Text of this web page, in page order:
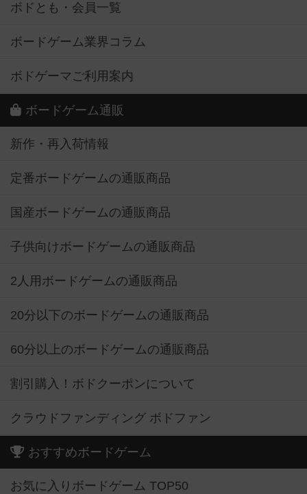
ボドとも・会員一覧
ボードゲーム業界コラム
ボドゲーマご利用案内
ボードゲーム通販
新作・再入荷情報
定番ボードゲームの通販商品
国産ボードゲームの通販商品
子供向けボードゲームの通販商品
2人用ボードゲームの通販商品
20分以下のボードゲームの通販商品
60分以上のボードゲームの通販商品
割引購入！ボドクーポンについて
クラウドファンディング ボドファン
おすすめボードゲーム
お気に入りボードゲーム TOP50